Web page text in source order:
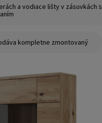
a vodiace lišty v zásuvkách s
kompletne zmontovaný